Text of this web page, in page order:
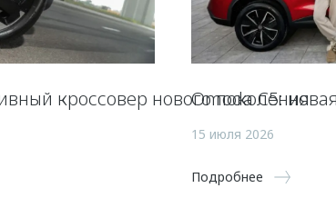
кроссовер нового поколения
Omoda C5:
15 июля 2026
Подробнее